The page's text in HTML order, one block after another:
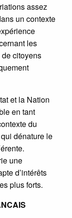
assez
un contexte
les
citoyens
et la Nation
en tant
du
dénature le
une
d’intérêts
plus forts.